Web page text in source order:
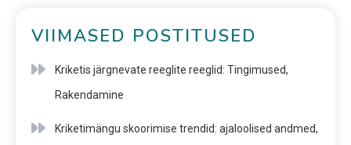
VIIMASED POSTITUSED
Kriketis järgnevate reeglite reeglid: Tingimused,
Rakendamine
Kriketimängu skoorimise trendid: ajaloolised andmed,